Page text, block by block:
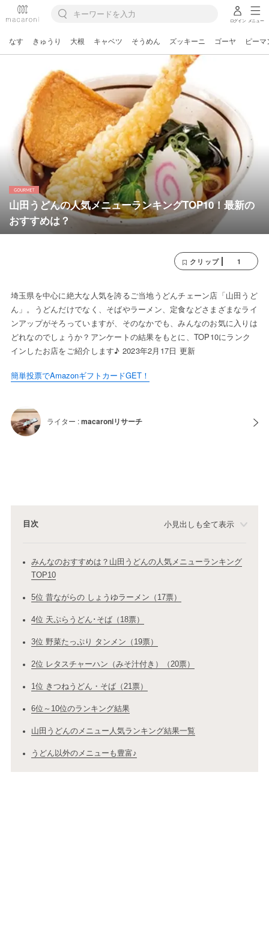
ログイン メニュー
なす きゅうり 大根 キャベツ そうめん ズッキーニ ゴーヤ ピーマ
山田うどんの人気メニューランキングTOP10！最新の
おすすめは？
クリップ 1
埼玉県を中心に絶大な人気を誇るご当地うどんチェーン店「山田うど
ん」。うどんだけでなく、そばやラーメン、定食などさまざまなライ
ンアップがそろっていますが、そのなかでも、みんなのお気に入りは
どれなのでしょうか？アンケートの結果をもとに、TOP10にランク
インしたお店をご紹介します♪ 2023年2月17日 更新
簡単投票でAmazonギフトカードGET！
ライター :macaroniリサーチ
目次 小見出しも全て表示
みんなのおすすめは？山田うどんの人気メニューランキング
TOP10
5位 昔ながらの しょうゆラーメン（17票）
4位 天ぷらうどん･そば（18票）
3位 野菜たっぷり タンメン（19票）
2位 レタスチャーハン（みそ汁付き）（20票）
1位 きつねうどん・そば（21票）
6位～10位のランキング結果
山田うどんのメニュー人気ランキング結果一覧
うどん以外のメニューも豊富♪